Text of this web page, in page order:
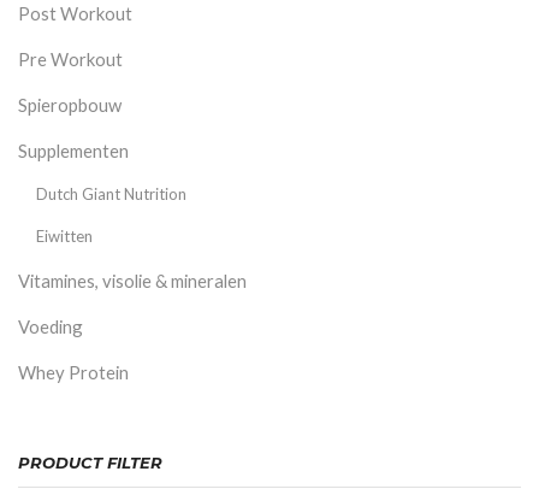
Post Workout
Pre Workout
Spieropbouw
Supplementen
Dutch Giant Nutrition
Eiwitten
Vitamines, visolie & mineralen
Voeding
Whey Protein
PRODUCT FILTER